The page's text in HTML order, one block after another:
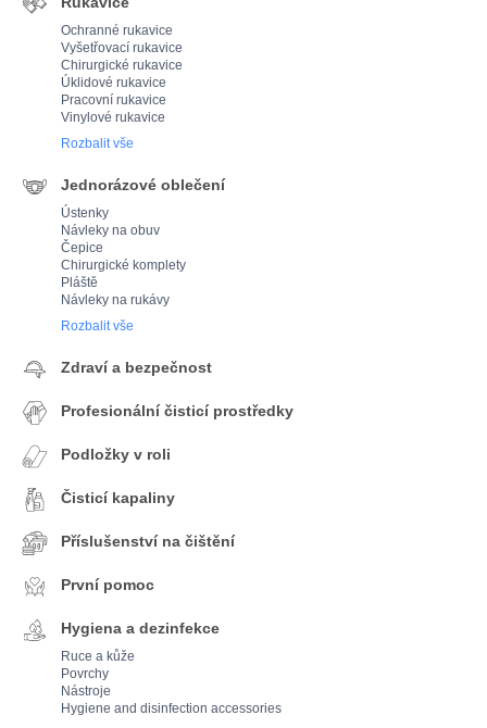
Ochranné rukavice
Vyšetřovací rukavice
Chirurgické rukavice
Úklidové rukavice
Pracovní rukavice
Vinylové rukavice
Rozbalit vše
Jednorázové oblečení
Ústenky
Návleky na obuv
Čepice
Chirurgické komplety
Pláště
Návleky na rukávy
Rozbalit vše
Zdraví a bezpečnost
Profesionální čisticí prostředky
Podložky v roli
Čisticí kapaliny
Příslušenství na čištění
První pomoc
Hygiena a dezinfekce
Ruce a kůže
Povrchy
Nástroje
Hygiene and disinfection accessories